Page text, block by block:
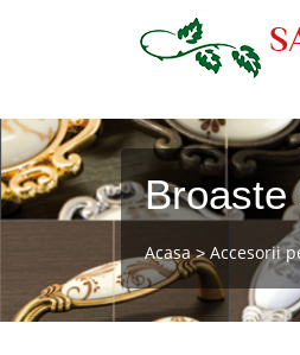
Broaste
Acasa> Accesorii